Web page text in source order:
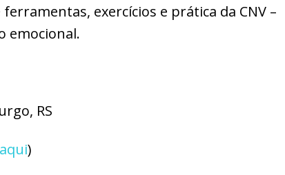
exercícios e prática da CNV –
emocional.
RS
aqui)